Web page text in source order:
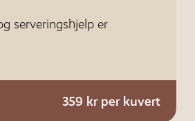
serveringshjelp er
359 kr per kuvert